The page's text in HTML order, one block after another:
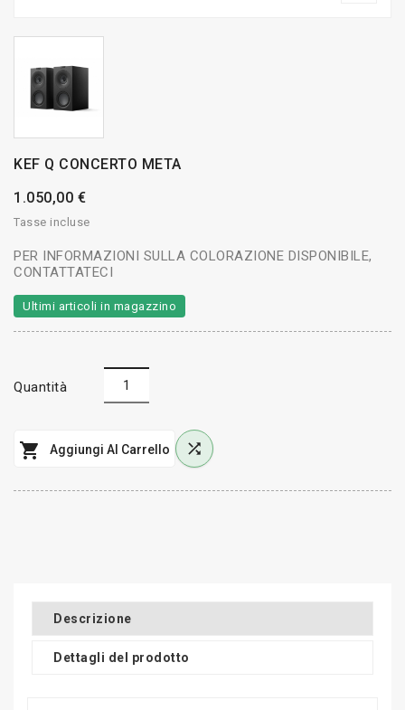
KEF Q CONCERTO META
1.050,00 €
Tasse incluse
PER INFORMAZIONI SULLA COLORAZIONE DISPONIBILE,
CONTATTATECI
Ultimi articoli in magazzino
Quantità
 Aggiungi Al Carrello 
Descrizione
Dettagli del prodotto